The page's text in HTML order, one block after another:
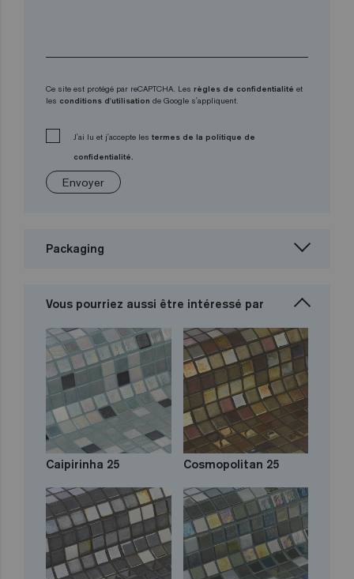
Ce site est protégé par reCAPTCHA. Les règles de confidentialité et
les conditions d'utilisation de Google s'appliquent.
J'ai lu et j'accepte les termes de la politique de
confidentialité.
Envoyer
Packaging
Vous pourriez aussi être intéressé par
Caipirinha 25 Cosmopolitan 25